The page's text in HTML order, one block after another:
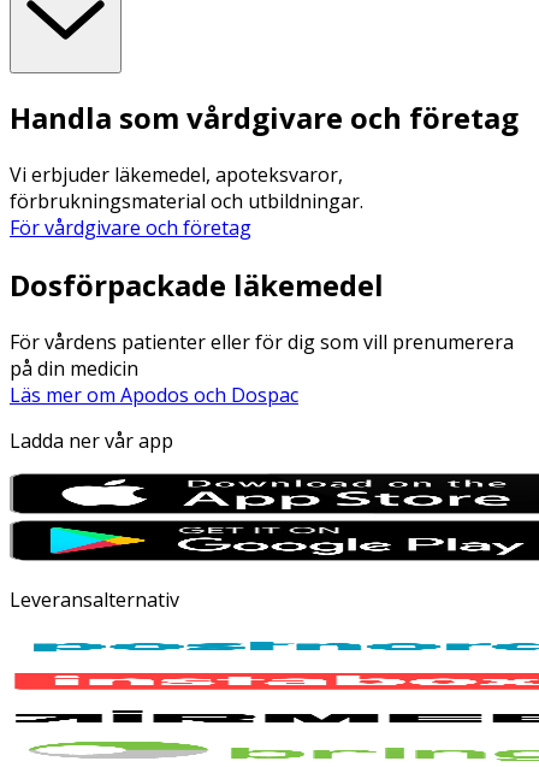
Handla som vårdgivare och företag
Vi erbjuder läkemedel, apoteksvaror,
förbrukningsmaterial och utbildningar.
För vårdgivare och företag
Dosförpackade läkemedel
För vårdens patienter eller för dig som vill prenumerera
på din medicin
Läs mer om Apodos och Dospac
Ladda ner vår app
Leveransalternativ